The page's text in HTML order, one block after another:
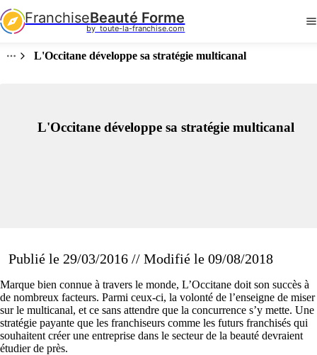
FranchiseBeauté Forme
by  toute-la-franchise.com
L'Occitane développe sa stratégie multicanal
L'Occitane développe sa stratégie multicanal
Publié le 29/03/2016 // Modifié le 09/08/2018
Marque bien connue à travers le monde, L’Occitane doit son succès à
de nombreux facteurs. Parmi ceux-ci, la volonté de l’enseigne de miser
sur le multicanal, et ce sans attendre que la concurrence s’y mette. Une
stratégie payante que les franchiseurs comme les futurs franchisés qui
souhaitent créer une entreprise dans le secteur de la beauté devraient
étudier de près.